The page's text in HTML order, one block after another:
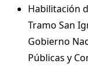
Habilitación
Tramo San
Gobierno
Públicas y